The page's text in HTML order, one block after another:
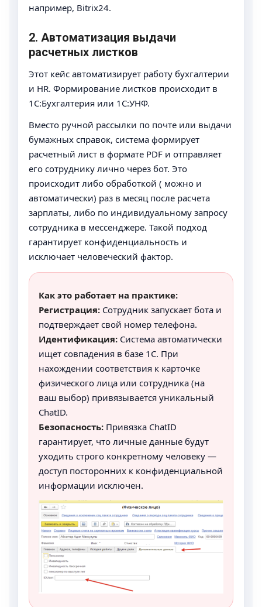
например, Bitrix24.
2. Автоматизация выдачи
расчетных листков
Этот кейс автоматизирует работу бухгалтерии
и HR. Формирование листков происходит в
1С:Бухгалтерия или 1С:УНФ.
Вместо ручной рассылки по почте или выдачи
бумажных справок, система формирует
расчетный лист в формате PDF и отправляет
его сотруднику лично через бот. Это
происходит либо обработкой ( можно и
автоматически) раз в месяц после расчета
зарплаты, либо по индивидуальному запросу
сотрудника в мессенджере. Такой подход
гарантирует конфиденциальность и
исключает человеческий фактор.
Как это работает на практике:
Регистрация: Сотрудник запускает бота и
подтверждает свой номер телефона.
Идентификация: Система автоматически
ищет совпадения в базе 1С. При
нахождении соответствия к карточке
физического лица или сотрудника (на
ваш выбор) привязывается уникальный
ChatID.
Безопасность: Привязка ChatID
гарантирует, что личные данные будут
уходить строго конкретному человеку —
доступ посторонних к конфиденциальной
информации исключен.